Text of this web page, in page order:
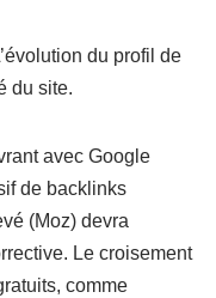
du profil de
du site.
avec Google
de backlinks
(Moz) devra
Le croisement
comme